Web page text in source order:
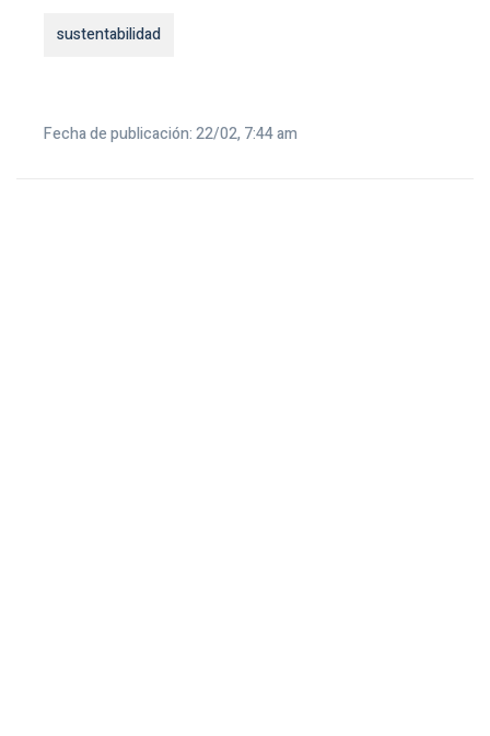
sustentabilidad
Fecha de publicación: 22/02, 7:44 am